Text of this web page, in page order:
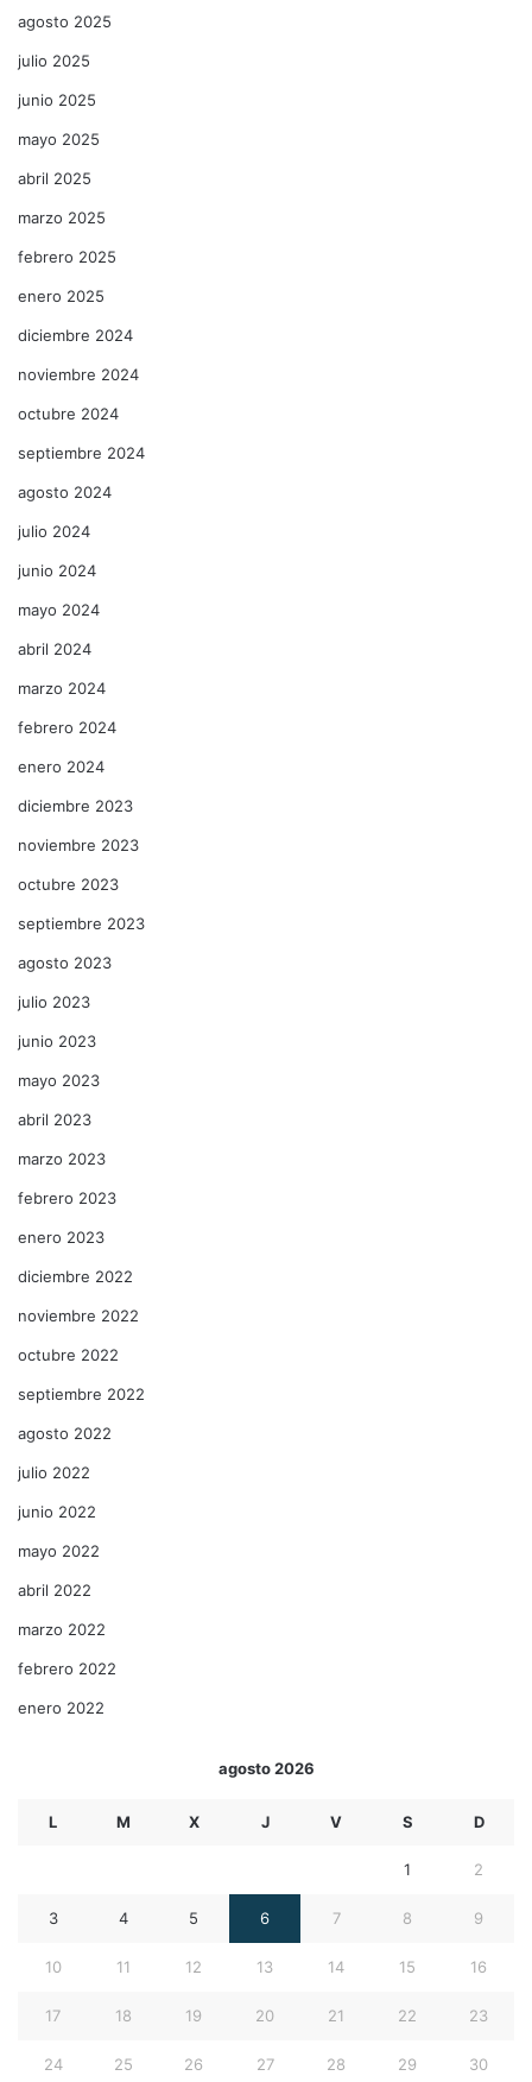
agosto 2025
julio 2025
junio 2025
mayo 2025
abril 2025
marzo 2025
febrero 2025
enero 2025
diciembre 2024
noviembre 2024
octubre 2024
septiembre 2024
agosto 2024
julio 2024
junio 2024
mayo 2024
abril 2024
marzo 2024
febrero 2024
enero 2024
diciembre 2023
noviembre 2023
octubre 2023
septiembre 2023
agosto 2023
julio 2023
junio 2023
mayo 2023
abril 2023
marzo 2023
febrero 2023
enero 2023
diciembre 2022
noviembre 2022
octubre 2022
septiembre 2022
agosto 2022
julio 2022
junio 2022
mayo 2022
abril 2022
marzo 2022
febrero 2022
enero 2022
agosto 2026
L M X J V S D
1 2
3 4 5 6 7 8 9
10 11 12 13 14 15 16
17 18 19 20 21 22 23
24 25 26 27 28 29 30